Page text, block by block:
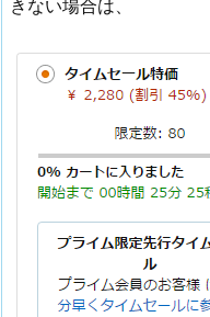
きない場合は、